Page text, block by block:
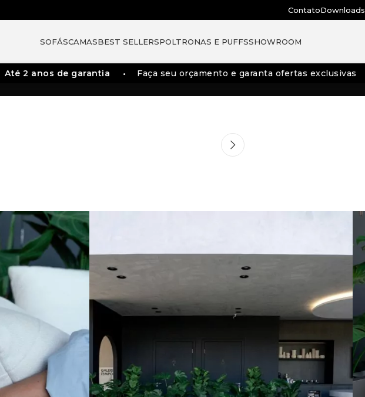
ContatoDownloads
SOFÁSCAMASBEST SELLERSPOLTRONAS E PUFFSSHOWROOM
Até 2 anos de garantia Faça seu orçamento e garanta ofertas exclusivas